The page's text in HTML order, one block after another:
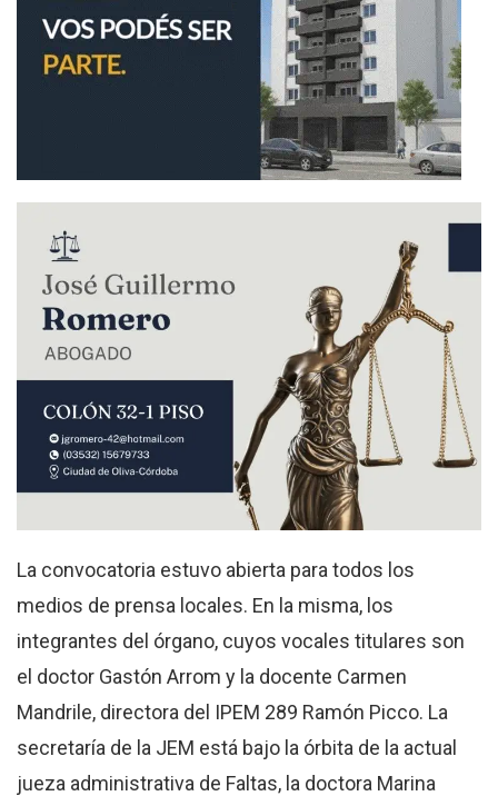
La convocatoria estuvo abierta para todos los
medios de prensa locales. En la misma, los
integrantes del órgano, cuyos vocales titulares son
el doctor Gastón Arrom y la docente Carmen
Mandrile, directora del IPEM 289 Ramón Picco. La
secretaría de la JEM está bajo la órbita de la actual
jueza administrativa de Faltas, la doctora Marina